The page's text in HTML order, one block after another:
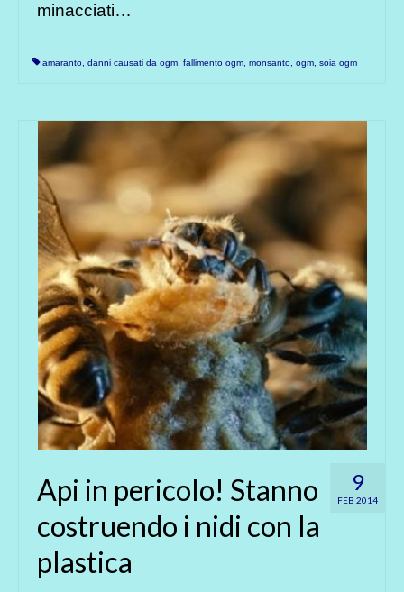
minacciati…
amaranto danni causati da ogm fallimento ogm monsanto ogm soia ogm
9
FEB 2014
Api in pericolo! Stanno
costruendo i nidi con la
plastica